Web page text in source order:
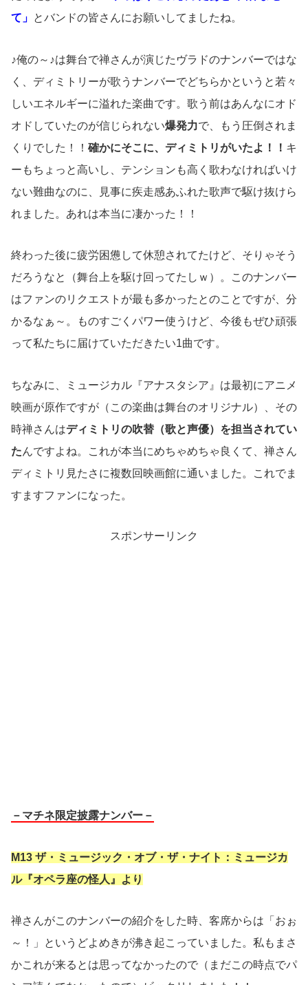
て」 とバンドの皆さんにお願いしてましたね。
♪俺の～♪は舞台で禅さんが演じたヴラドのナンバーではな
く、ディミトリーが歌うナンバーでどちらかというと若々
しいエネルギーに溢れた楽曲です。歌う前はあんなにオド
オドしていたのが信じられない爆発力で、もう圧倒されま
くりでした！！ 確かにそこに、ディミトリがいたよ！！ キ
ーもちょっと高いし、テンションも高く歌わなければいけ
ない難曲なのに、見事に疾走感あふれた歌声で駆け抜けら
れました。あれは本当に凄かった！！
終わった後に疲労困憊して休憩されてたけど、そりゃそう
だろうなと（舞台上を駆け回ってたしｗ）。このナンバー
はファンのリクエストが最も多かったとのことですが、分
かるなぁ～。ものすごくパワー使うけど、今後もぜひ頑張
って私たちに届けていただきたい1曲です。
ちなみに、ミュージカル『アナスタシア』は最初にアニメ
映画が原作ですが（この楽曲は舞台のオリジナル）、その
時禅さんはディミトリの吹替（歌と声優）を担当されてい
たんですよね。これが本当にめちゃめちゃ良くて、禅さん
ディミトリ見たさに複数回映画館に通いました。これでま
すますファンになった。
スポンサーリンク
－マチネ限定披露ナンバー－
M13 ザ・ミュージック・オブ・ザ・ナイト：ミュージカ
ル『オペラ座の怪人』より
禅さんがこのナンバーの紹介をした時、客席からは「おぉ
～！」というどよめきが沸き起こっていました。私もまさ
かこれが来るとは思ってなかったので（まだこの時点でパ